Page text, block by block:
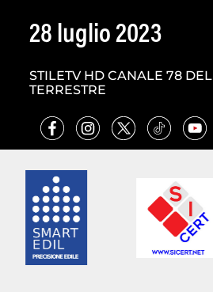
28 luglio 2023
STILETV HD CANALE 78
TERRESTRE